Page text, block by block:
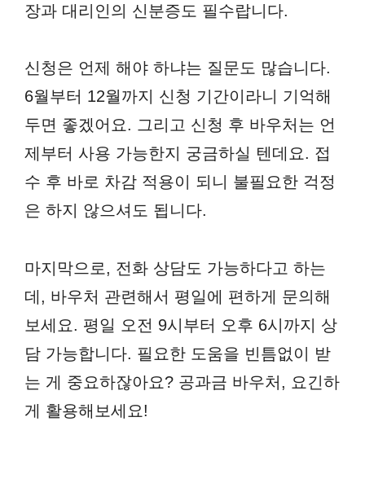
장과 대리인의 신분증도 필수랍니다.
신청은 언제 해야 하냐는 질문도 많습니다.
6월부터 12월까지 신청 기간이라니 기억해
두면 좋겠어요. 그리고 신청 후 바우처는 언
제부터 사용 가능한지 궁금하실 텐데요. 접
수 후 바로 차감 적용이 되니 불필요한 걱정
은 하지 않으셔도 됩니다.
마지막으로, 전화 상담도 가능하다고 하는
데, 바우처 관련해서 평일에 편하게 문의해
보세요. 평일 오전 9시부터 오후 6시까지 상
담 가능합니다. 필요한 도움을 빈틈없이 받
는 게 중요하잖아요? 공과금 바우처, 요긴하
게 활용해보세요!